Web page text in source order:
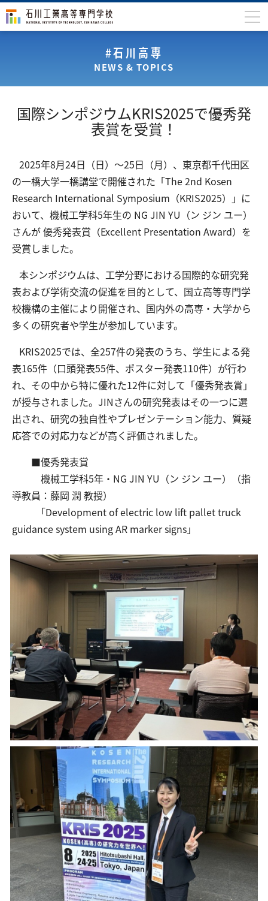
入学案内
国際交流
研究・産学連携
教育・研究施設
中学生の方
交通アクセス お問い合わせ
#石川高専
NEWS & TOPICS
国際シンポジウム​KRIS2025で優秀発
表賞を受賞！
2025年8月24日（日）～25日（月）、東京都千代田区
の一橋大学一橋講堂で開催された「The 2nd Kosen
Research International Symposium（KRIS2025）」に
おいて、機械工学科5年生の NG JIN YU（ン ジン ユー）
さんが 優秀発表賞（Excellent Presentation Award）を
受賞しました。
本シンポジウムは、工学分野における国際的な研究発
表および学術交流の促進を目的として、国立高等専門学
校機構の主催により開催され、国内外の高専・大学から
多くの研究者や学生が参加しています。
KRIS2025では、全257件の発表のうち、学生による発
表165件（口頭発表55件、ポスター発表110件）が行わ
れ、その中から特に優れた12件に対して「優秀発表賞」
が授与されました。JINさんの研究発表はその一つに選
出され、研究の独自性やプレゼンテーション能力、質疑
応答での対応力などが高く評価されました。
■優秀発表賞
機械工学科5年・NG JIN YU（ン ジン ユー）（指
導教員：藤岡 潤 教授）
「Development of electric low lift pallet truck
guidance system using AR marker signs」